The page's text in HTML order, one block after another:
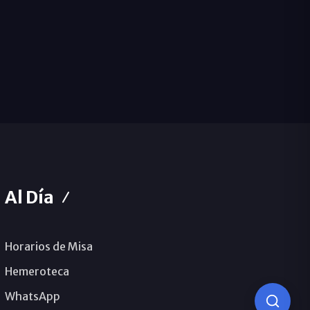
Al Día
Horarios de Misa
Hemeroteca
WhatsApp